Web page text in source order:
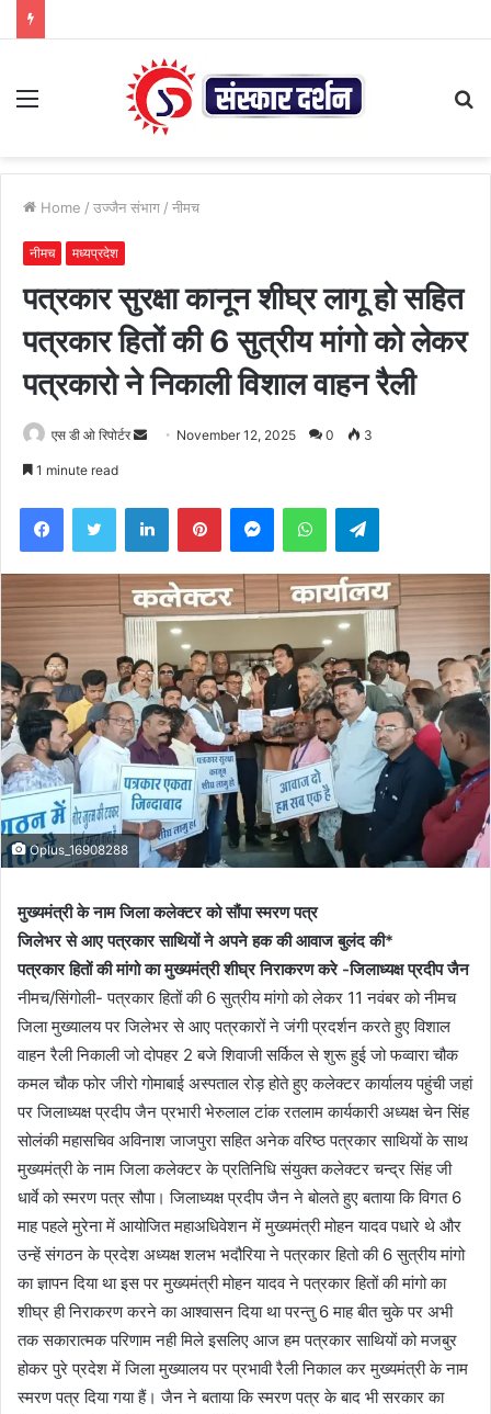
Menu
Home / उज्जैन संभाग / नीमच
नीमच मध्यप्रदेश
पत्रकार सुरक्षा कानून शीघ्र लागू हो सहित
पत्रकार हितों की 6 सुत्रीय मांगो को लेकर
पत्रकारो ने निकाली विशाल वाहन रैली
एस डी ओ रिपोर्टर
Send November 12, 2025 0 3
1 minute read
FacebookTwitter LinkedInPinterestMessengerWhatsAppTelegram
Oplus_16908288
मुख्यमंत्री के नाम जिला कलेक्टर को सौंपा स्मरण पत्र
जिलेभर से आए पत्रकार साथियों ने अपने हक की आवाज बुलंद की*
पत्रकार हितों की मांगो का मुख्यमंत्री शीघ्र निराकरण करे -जिलाध्यक्ष प्रदीप जैन
नीमच/सिंगोली- पत्रकार हितों की 6 सुत्रीय मांगो को लेकर 11 नवंबर को नीमच
जिला मुख्यालय पर जिलेभर से आए पत्रकारों ने जंगी प्रदर्शन करते हुए विशाल
वाहन रैली निकाली जो दोपहर 2 बजे शिवाजी सर्किल से शुरू हुई जो फव्वारा चौक
कमल चौक फोर जीरो गोमाबाई अस्पताल रोड़ होते हुए कलेक्टर कार्यालय पहुंची जहां
पर जिलाध्यक्ष प्रदीप जैन प्रभारी भेरुलाल टांक रतलाम कार्यकारी अध्यक्ष चेन सिंह
सोलंकी महासचिव अविनाश जाजपुरा सहित अनेक वरिष्ठ पत्रकार साथियों के साथ
मुख्यमंत्री के नाम जिला कलेक्टर के प्रतिनिधि संयुक्त कलेक्टर चन्द्र सिंह जी
धार्वे को स्मरण पत्र सौपा। जिलाध्यक्ष प्रदीप जैन ने बोलते हुए बताया कि विगत 6
माह पहले मुरेना में आयोजित महाअधिवेशन में मुख्यमंत्री मोहन यादव पधारे थे और
उन्हें संगठन के प्रदेश अध्यक्ष शलभ भदौरिया ने पत्रकार हितो की 6 सुत्रीय मांगो
का ज्ञापन दिया था इस पर मुख्यमंत्री मोहन यादव ने पत्रकार हितों की मांगो का
शीघ्र ही निराकरण करने का आश्वासन दिया था परन्तु 6 माह बीत चुके पर अभी
तक सकारात्मक परिणाम नही मिले इसलिए आज हम पत्रकार साथियों को मजबुर
होकर पुरे प्रदेश में जिला मुख्यालय पर प्रभावी रैली निकाल कर मुख्यमंत्री के नाम
स्मरण पत्र दिया गया हैं। जैन ने बताया कि स्मरण पत्र के बाद भी सरकार का